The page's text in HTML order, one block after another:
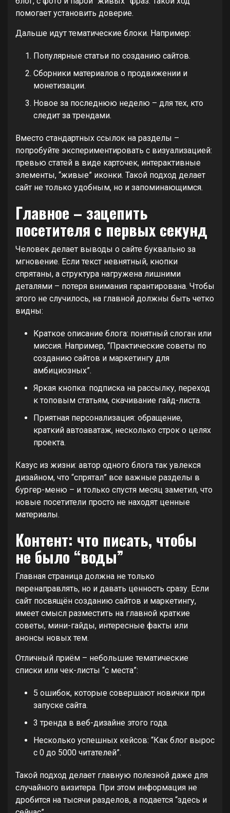
помогает установить доверие.
Дальше идут тематические блоки. Например:
Популярные статьи по созданию сайтов.
Сборники материалов о продвижении и
монетизации.
Новое за последнюю неделю – для тех, кто
следит за трендами.
Вместо стандартных ссылок на разделы –
попробуйте экспериментировать с визуализацией:
превью статей в виде карточек, интерактивные
элементы, “живые” иконки. Такой подход делает
сайт не только удобным, но и запоминающимся.
Главное – зацепить
посетителя с первых секунд
Человек делает выводы о сайте буквально за
мгновение. Если текст невнятный, кнопки
спрятаны, а структура нагружена лишними
деталями – потеря внимания гарантирована. Чтобы
этого не случилось, на главной должны быть четко
видны:
Краткое описание блога: понятный слоган или
миссия. Например, “Практические советы по
созданию сайтов и маркетингу для
амбициозных”.
Яркая кнопка: подписка на рассылку, переход
к топовым статьям, скачивание гайд-листа.
Приятная персонализация: обращение,
краткий автоаватаж, несколько строк о целях
проекта.
Казус из жизни: автор одного блога так увлекся
дизайном, что “спрятал” все важные разделы в
бургер-меню – и только спустя месяц заметил, что
новые посетители просто не находят ценные
материалы.
Контент: что писать, чтобы
не было “воды”
Главная страница должна не только
перенаправлять, но и давать ценность сразу. Если
сайт посвящён созданию сайтов и маркетингу,
имеет смысл разместить на главной краткие
советы, мини-гайды, интересные факты или
анонсы новых тем.
Отличный приём – небольшие тематические
списки или чек-листы “с места”:
5 ошибок, которые совершают новички при
запуске сайта.
3 тренда в веб-дизайне этого года.
Несколько успешных кейсов: “Как блог вырос
с 0 до 5000 читателей”.
Такой подход делает главную полезной даже для
случайного визитера. При этом информация не
дробится на тысячи разделов, а подается “здесь и